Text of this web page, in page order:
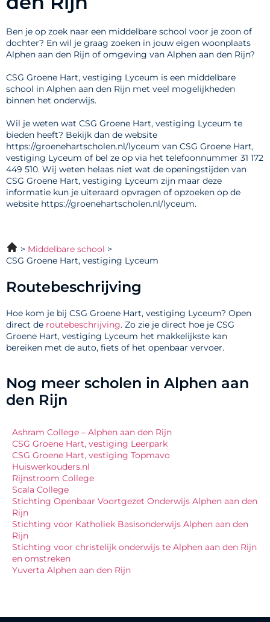
Ben je op zoek naar een middelbare school voor je zoon of
dochter? En wil je graag zoeken in jouw eigen woonplaats
Alphen aan den Rijn of omgeving van Alphen aan den Rijn?
CSG Groene Hart, vestiging Lyceum is een middelbare
school in Alphen aan den Rijn met veel mogelijkheden
binnen het onderwijs.
Wil je weten wat CSG Groene Hart, vestiging Lyceum te
bieden heeft? Bekijk dan de website
https://groenehartscholen.nl/lyceum van CSG Groene Hart,
vestiging Lyceum of bel ze op via het telefoonnummer 31 172
449 510. Wij weten helaas niet wat de openingstijden van
CSG Groene Hart, vestiging Lyceum zijn maar deze
informatie kun je uiteraard opvragen of opzoeken op de
website https://groenehartscholen.nl/lyceum.
Middelbare school
CSG Groene Hart, vestiging Lyceum
Routebeschrijving
Hoe kom je bij CSG Groene Hart, vestiging Lyceum? Open
direct de routebeschrijving. Zo zie je direct hoe je CSG
Groene Hart, vestiging Lyceum het makkelijkste kan
bereiken met de auto, fiets of het openbaar vervoer.
Nog meer scholen in Alphen aan
den Rijn
Ashram College – Alphen aan den Rijn
CSG Groene Hart, vestiging Leerpark
CSG Groene Hart, vestiging Topmavo
Huiswerkouders.nl
Rijnstroom College
Scala College
Stichting Openbaar Voortgezet Onderwijs Alphen aan den
Rijn
Stichting voor Katholiek Basisonderwijs Alphen aan den
Rijn
Stichting voor christelijk onderwijs te Alphen aan den Rijn
en omstreken
Yuverta Alphen aan den Rijn